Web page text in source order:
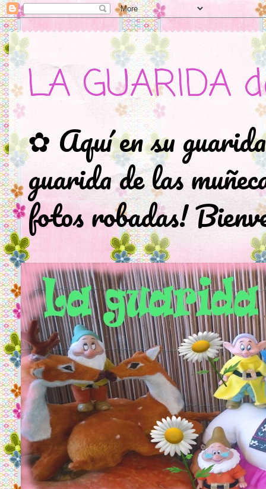
LA GUARIDA
✿ Aquí en su
guarida de las
fotos robadas!